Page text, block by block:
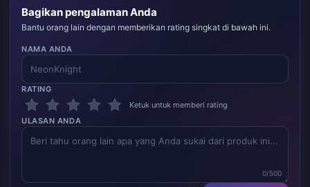
Bagikan pengalaman Anda
Bantu orang lain dengan memberikan rating singkat di bawah ini.
NAMA ANDA
RATING
Ketuk untuk memberi rating
ULASAN ANDA
0/500